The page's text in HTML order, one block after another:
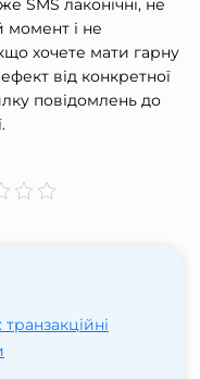
SMS лаконічні, не
момент і не
хочете мати гарну
від конкретної
повідомлень до